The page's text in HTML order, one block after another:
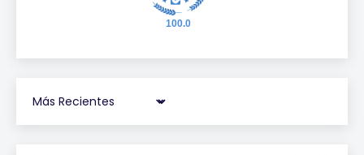
100.0
Sort by